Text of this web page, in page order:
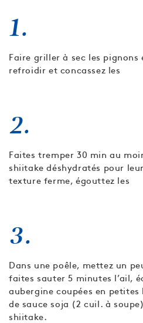
1.
Faire griller à sec les pignons
refroidir et concassez les
2.
Faites tremper 30 min au
shiitake déshydratés pour
texture ferme, égouttez les
3.
Dans une poêle, mettez un
faites sauter 5 minutes l’ail,
aubergine coupées en
de sauce soja (2 cuil. à
shiitake.